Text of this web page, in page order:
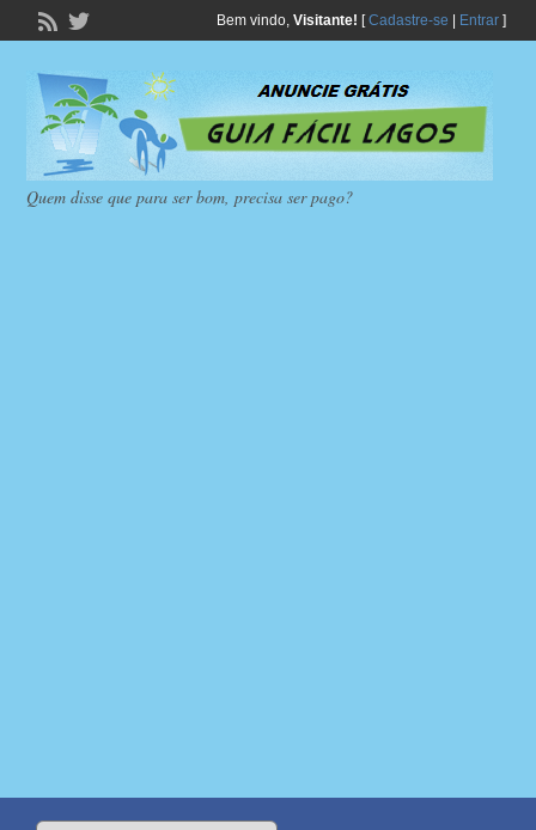
Bem vindo, Visitante! [Cadastre-se Entrar]
Quem disse que para ser bom, precisa ser pago?